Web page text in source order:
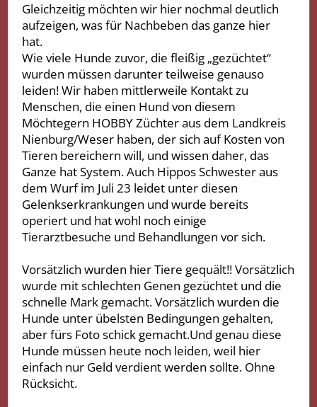
Gleichzeitig möchten wir hier nochmal deutlich
aufzeigen, was für Nachbeben das ganze hier
hat.
Wie viele Hunde zuvor, die fleißig „gezüchtet“
wurden müssen darunter teilweise genauso
leiden! Wir haben mittlerweile Kontakt zu
Menschen, die einen Hund von diesem
Möchtegern HOBBY Züchter aus dem Landkreis
Nienburg/Weser haben, der sich auf Kosten von
Tieren bereichern will, und wissen daher, das
Ganze hat System. Auch Hippos Schwester aus
dem Wurf im Juli 23 leidet unter diesen
Gelenkserkrankungen und wurde bereits
operiert und hat wohl noch einige
Tierarztbesuche und Behandlungen vor sich.
Vorsätzlich wurden hier Tiere gequält!! Vorsätzlich
wurde mit schlechten Genen gezüchtet und die
schnelle Mark gemacht. Vorsätzlich wurden die
Hunde unter übelsten Bedingungen gehalten,
aber fürs Foto schick gemacht.Und genau diese
Hunde müssen heute noch leiden, weil hier
einfach nur Geld verdient werden sollte. Ohne
Rücksicht.